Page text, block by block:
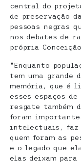
central do
de preservação
pessoas negras
nos debates de
própria
“Enquanto
tem uma grande
memória, que é
esses espaços
resgate também
foram
intelectuais, faz
quem foram as
e o legado que
elas deixam